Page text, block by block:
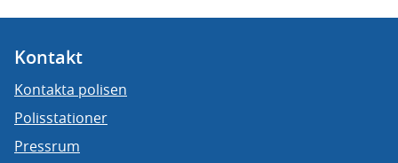
Kontakt
Kontakta polisen
Polisstationer
Pressrum